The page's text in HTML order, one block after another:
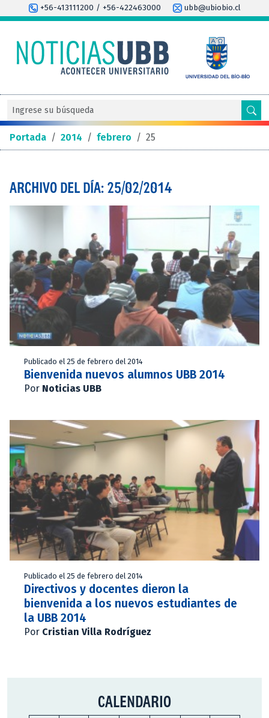
+56-413111200 / +56-422463000 ubb@ubiobio.cl
Portada / 2014 / febrero / 25
ARCHIVO DEL DÍA: 25/02/2014
Publicado el 25 de febrero del 2014
Bienvenida nuevos alumnos UBB 2014
Por Noticias UBB
Publicado el 25 de febrero del 2014
Directivos y docentes dieron la
bienvenida a los nuevos estudiantes de
la UBB 2014
Por Cristian Villa Rodríguez
CALENDARIO